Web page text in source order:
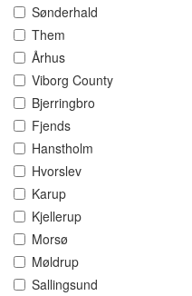
Sønderhald
Them
Århus
Viborg County
Bjerringbro
Fjends
Hanstholm
Hvorslev
Karup
Kjellerup
Morsø
Møldrup
Sallingsund